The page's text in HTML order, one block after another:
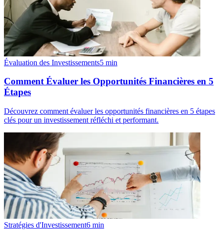
Évaluation des Investissements5 min
Comment Évaluer les Opportunités Financières en 5
Étapes
Découvrez comment évaluer les opportunités financières en 5 étapes
clés pour un investissement réfléchi et performant.
Stratégies d'Investissement6 min